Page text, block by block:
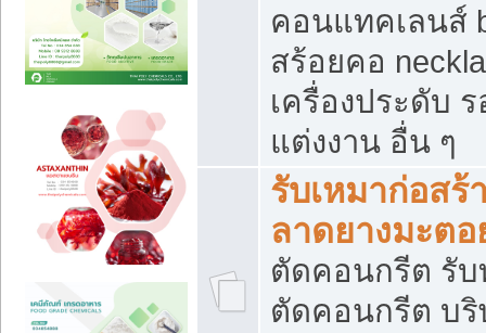
คอนแทคเลนส์
สร้อยคอ
เครื่องประดับ ร
แต่งงาน อื่น ๆ
รับเหมาก่อส
ลาดยางมะต
ตัดคอนกรีต รับ
ตัดคอนกรีต บริ